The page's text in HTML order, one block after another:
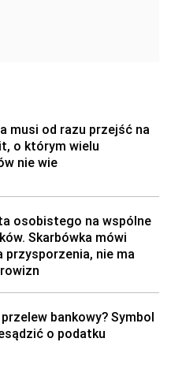
musi od razu przejść na
o którym wielu
nie wie
osobistego na wspólne
Skarbówka mówi
przysporzenia, nie ma
bankowy? Symbol
o podatku